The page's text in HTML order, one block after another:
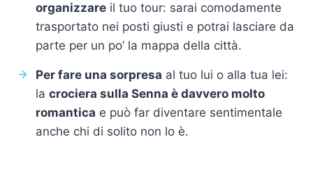
organizzare il tuo tour: sarai comodamente
trasportato nei posti giusti e potrai lasciare da
parte per un po’ la mappa della città.
Per fare una sorpresa al tuo lui o alla tua lei:
la crociera sulla Senna è davvero molto
romantica e può far diventare sentimentale
anche chi di solito non lo è.